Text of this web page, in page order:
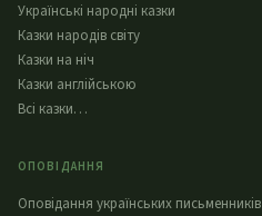
Українські народні казки
Казки народів світу
Казки на ніч
Казки англійською
Всі казки…
ОПОВІДАННЯ
Оповідання українських письменників